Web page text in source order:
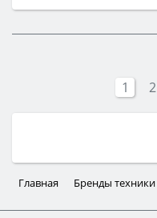
1
2
Главная Бренды техники